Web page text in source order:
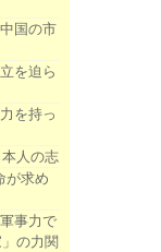
国の市
を迫ら
を持っ
人の志
が求め
事力で
の力関